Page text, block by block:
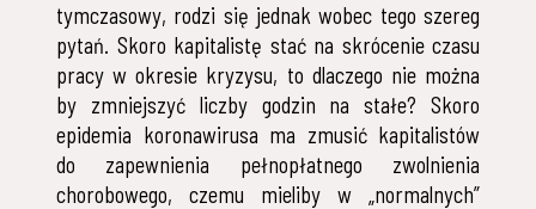
tymczasowy, rodzi się jednak wobec tego szereg
pytań. Skoro kapitalistę stać na skrócenie czasu
pracy w okresie kryzysu, to dlaczego nie można
by zmniejszyć liczby godzin na stałe? Skoro
epidemia koronawirusa ma zmusić kapitalistów
do zapewnienia pełnopłatnego zwolnienia
chorobowego, czemu mieliby w „normalnych”